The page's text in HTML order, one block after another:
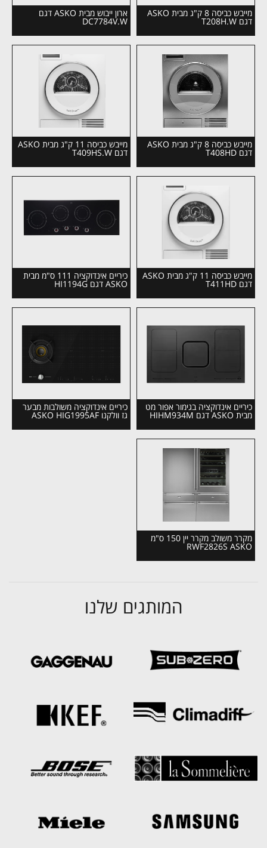
מייבש כביסה 8 ק"ג מבית ASKO
דגם T208H.W
ארון ייבוש מבית ASKO דגם
DC7784V.W
מייבש כביסה 8 ק"ג מבית ASKO
דגם T408HD
מייבש כביסה 11 ק"ג מבית ASKO
דגם T409HS.W
מייבש כביסה 11 ק"ג מבית ASKO
דגם T411HD
כיריים אינדוקציה 111 ס"מ מבית
ASKO דגם HI1194G
כיריים אינדוקציה בגימור אפור מט
מבית ASKO דגם HIHM934M
כיריים אינדוקציה משולבות מבער
גז וולקנו ASKO HIG1995AF
מקרר משולב מקרר יין 150 ס"מ
RWF2826S ASKO
המותגים שלנו